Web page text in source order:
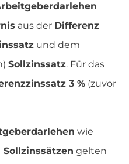
aus der Differenz
und dem
Sollzinssatz. Für das
3 % (zuvor
wie
gelten